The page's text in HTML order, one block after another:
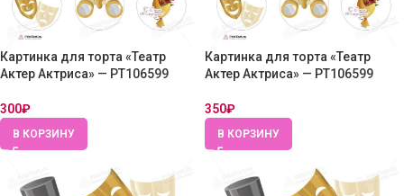
Картинка для торта «Театр
Актер Актриса» — PT106599
300₽
В КОРЗИНУ
Картинка для торта «Театр
Актер Актриса» — PT106599
350₽
В КОРЗИНУ